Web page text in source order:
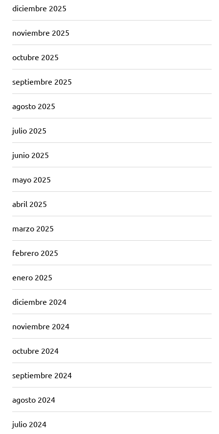
diciembre 2025
noviembre 2025
octubre 2025
septiembre 2025
agosto 2025
julio 2025
junio 2025
mayo 2025
abril 2025
marzo 2025
febrero 2025
enero 2025
diciembre 2024
noviembre 2024
octubre 2024
septiembre 2024
agosto 2024
julio 2024